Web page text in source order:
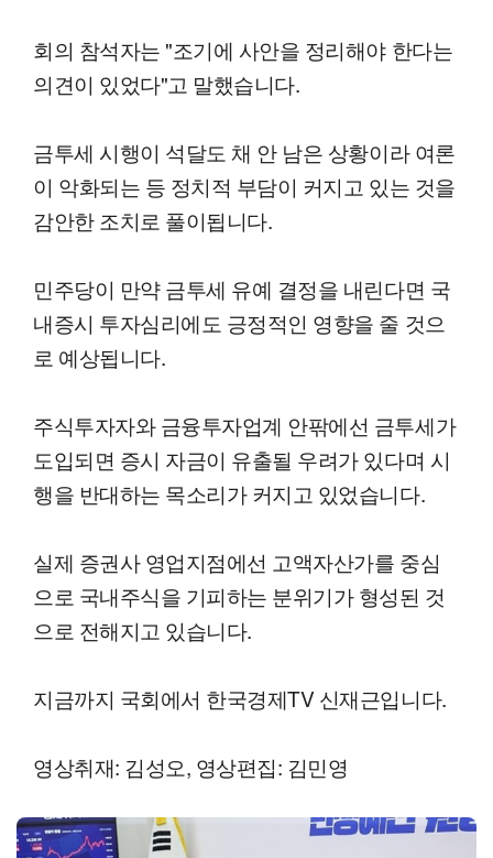
회의 참석자는 "조기에 사안을 정리해야 한다는
의견이 있었다"고 말했습니다.
금투세 시행이 석달도 채 안 남은 상황이라 여론
이 악화되는 등 정치적 부담이 커지고 있는 것을
감안한 조치로 풀이됩니다.
민주당이 만약 금투세 유예 결정을 내린다면 국
내증시 투자심리에도 긍정적인 영향을 줄 것으
로 예상됩니다.
주식투자자와 금융투자업계 안팎에선 금투세가
도입되면 증시 자금이 유출될 우려가 있다며 시
행을 반대하는 목소리가 커지고 있었습니다.
실제 증권사 영업지점에선 고액자산가를 중심
으로 국내주식을 기피하는 분위기가 형성된 것
으로 전해지고 있습니다.
지금까지 국회에서 한국경제TV 신재근입니다.
영상취재: 김성오, 영상편집: 김민영